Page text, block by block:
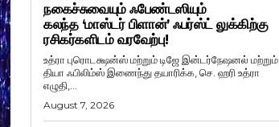
நகைச்சுவையும் ஃபேண்டஸியும்
கலந்த ‘மாஸ்டர் பிளான்’ ஃபர்ஸ்ட் லுக்கிற்கு
ரசிகர்களிடம் வரவேற்பு!
உத்ரா புரொடக்ஷன்ஸ் மற்றும் டிஜே இன்டர்நேஷனல் மற்றும்
தியா ஃபிலிம்ஸ் இணைந்து தயாரிக்க, செ. ஹரி உத்ரா
எழுதி,...
August 7, 2026